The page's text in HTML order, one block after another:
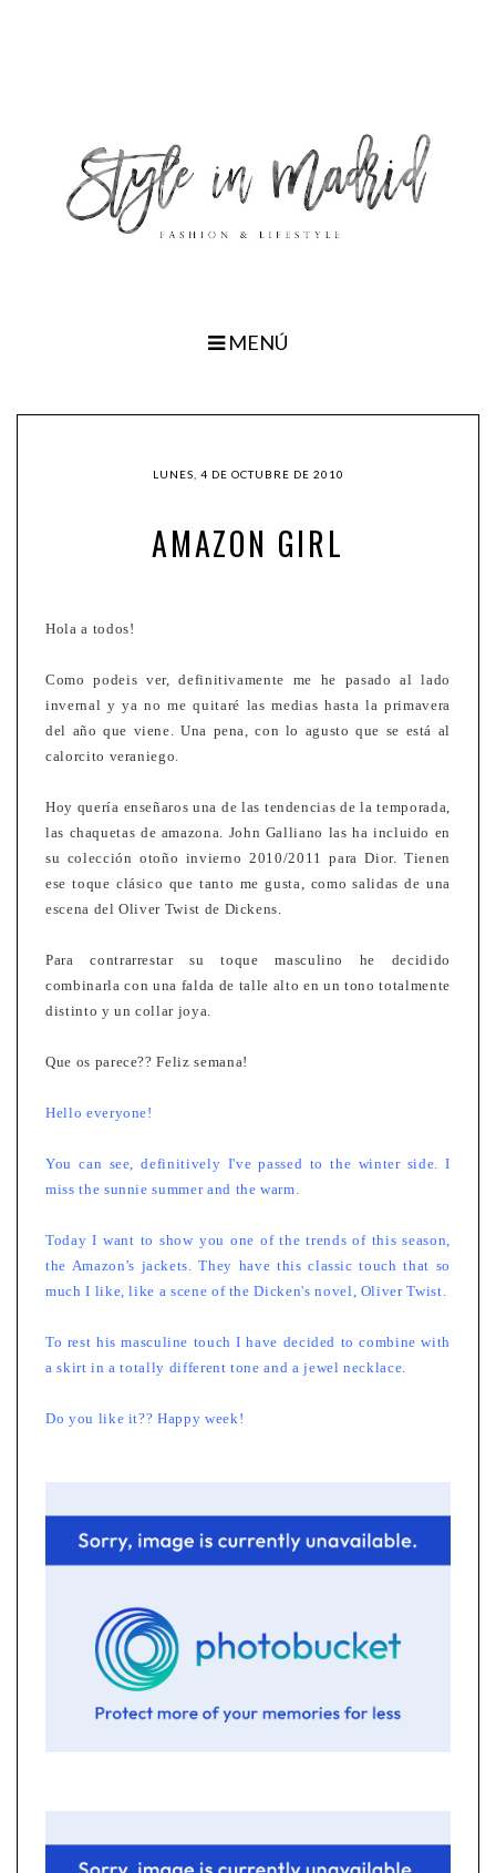
MENÚ
LUNES, 4 DE OCTUBRE DE 2010
AMAZON GIRL
Hola a todos!
Como podeis ver, definitivamente me he pasado al lado
invernal y ya no me quitaré las medias hasta la primavera
del año que viene. Una pena, con lo agusto que se está al
calorcito veraniego.
Hoy quería enseñaros una de las tendencias de la temporada,
las chaquetas de amazona. John Galliano las ha incluido en
su colección otoño invierno 2010/2011 para Dior. Tienen
ese toque clásico que tanto me gusta, como salidas de una
escena del Oliver Twist de Dickens.
Para contrarrestar su toque masculino he decidido
combinarla con una falda de talle alto en un tono totalmente
distinto y un collar joya.
Que os parece?? Feliz semana!
Hello everyone!
You can see, definitively I've passed to the winter side. I
miss the sunnie summer and the warm.
Today I want to show you one of the trends of this season,
the Amazon's jackets. They have this classic touch that so
much I like, like a scene of the Dicken's novel, Oliver Twist.
To rest his masculine touch I have decided to combine with
a skirt in a totally different tone and a jewel necklace.
Do you like it?? Happy week!